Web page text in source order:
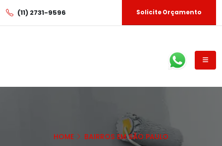
(11) 2731-9596 Solicite Orçamento
HOME BAIRROS EM SÃO PAULO